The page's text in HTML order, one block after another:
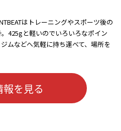
はトレーニングやスポーツ後の
425gと軽いのでいろいろなポイン
ムなどへ気軽に持ち運べて、場所を
報を見る